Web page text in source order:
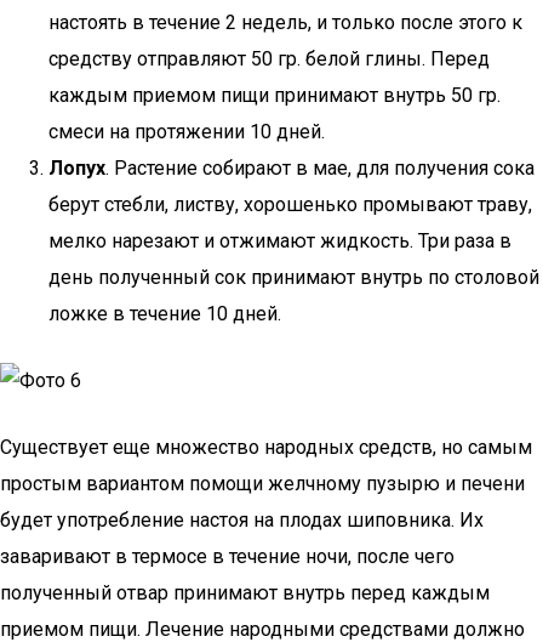
настоять в течение 2 недель, и только после этого к
средству отправляют 50 гр. белой глины. Перед
каждым приемом пищи принимают внутрь 50 гр.
смеси на протяжении 10 дней.
Лопух. Растение собирают в мае, для получения сока
берут стебли, листву, хорошенько промывают траву,
мелко нарезают и отжимают жидкость. Три раза в
день полученный сок принимают внутрь по столовой
ложке в течение 10 дней.
Существует еще множество народных средств, но самым
простым вариантом помощи желчному пузырю и печени
будет употребление настоя на плодах шиповника. Их
заваривают в термосе в течение ночи, после чего
полученный отвар принимают внутрь перед каждым
приемом пищи. Лечение народными средствами должно